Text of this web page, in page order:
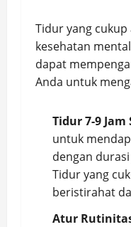
Tidur yang
kesehatan
dapat
Anda untuk
Tidur 7-9
untuk
dengan
Tidur yang
beristirahat
Atur